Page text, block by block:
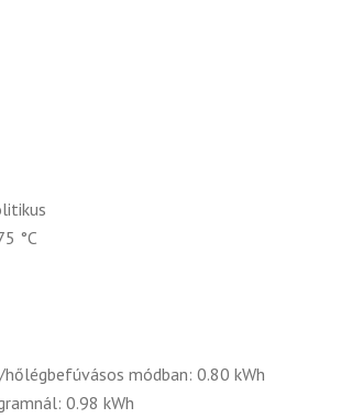
°C
módban: 0.80 kWh
0.98 kWh